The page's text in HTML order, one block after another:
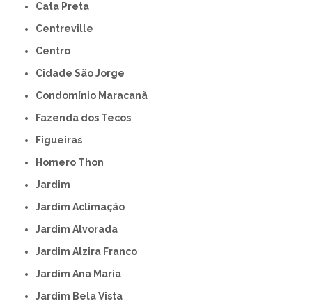
Cata Preta
Centreville
Centro
Cidade São Jorge
Condomínio Maracanã
Fazenda dos Tecos
Figueiras
Homero Thon
Jardim
Jardim Aclimação
Jardim Alvorada
Jardim Alzira Franco
Jardim Ana Maria
Jardim Bela Vista